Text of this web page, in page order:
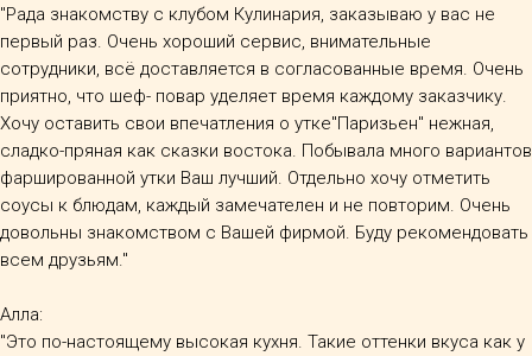
"Рада знакомству с клубом Кулинария, заказываю у вас не
первый раз. Очень хороший сервис, внимательные
сотрудники, всё доставляется в согласованные время. Очень
приятно, что шеф- повар уделяет время каждому заказчику.
Хочу оставить свои впечатления о утке"Паризьен" нежная,
сладко-пряная как сказки востока. Побывала много вариантов
фаршированной утки Ваш лучший. Отдельно хочу отметить
соусы к блюдам, каждый замечателен и не повторим. Очень
довольны знакомством с Вашей фирмой. Буду рекомендовать
всем друзьям."
Алла:
"Это по-настоящему высокая кухня. Такие оттенки вкуса как у